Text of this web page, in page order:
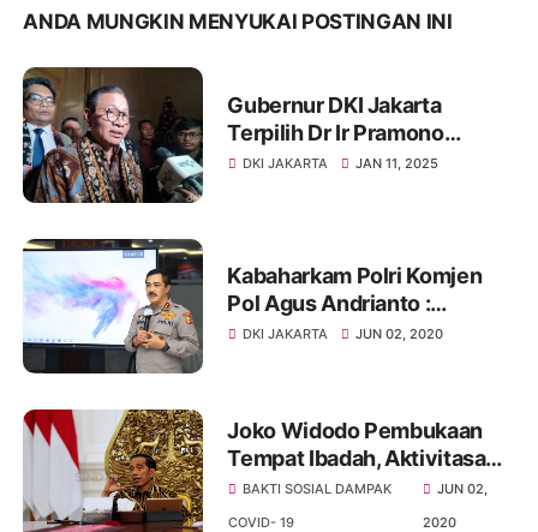
ANDA MUNGKIN MENYUKAI POSTINGAN INI
Gubernur DKI Jakarta
Terpilih Dr Ir Pramono
Anung, MM Tegas
DKI JAKARTA JAN 11, 2025
Kabaharkam Polri Komjen
Pol Agus Andrianto :
Pancasila Tondi Bangsa
DKI JAKARTA JUN 02, 2020
Joko Widodo Pembukaan
Tempat Ibadah, Aktivitasa
Ekonomi Dan Sekolah
Melalui Tahapan Ketat
BAKTI SOSIAL DAMPAK
COVID- 19
JUN 02,
2020